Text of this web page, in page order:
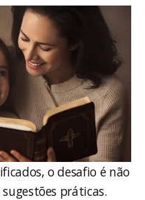
o desafio é não
práticas.